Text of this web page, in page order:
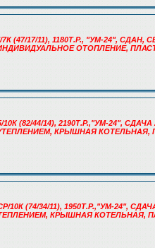
17/11), 1180Т.Р., "УМ-24", СДАН,
ОТОПЛЕНИЕ,
44/14), 2190Т.Р.,"УМ-24", СДАЧА
КРЫШНАЯ КОТЕЛЬНАЯ,
(74/34/11), 1950Т.Р.,"УМ-24", СДАЧА
КРЫШНАЯ КОТЕЛЬНАЯ,